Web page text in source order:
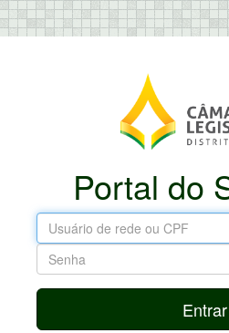
Portal do
Entrar